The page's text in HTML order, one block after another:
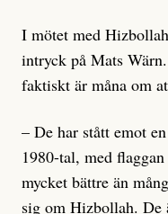
I mötet med
intryck på Mats
faktiskt är måna om
– De har stått emot
1980-tal, med
mycket bättre än
sig om Hizbollah. De